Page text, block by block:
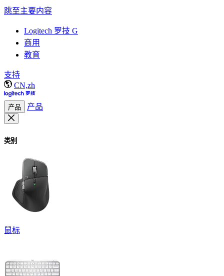
跳至主要内容
Logitech 罗技 G
商用
教育
支持
CN,zh
产品 产品
类别
鼠标